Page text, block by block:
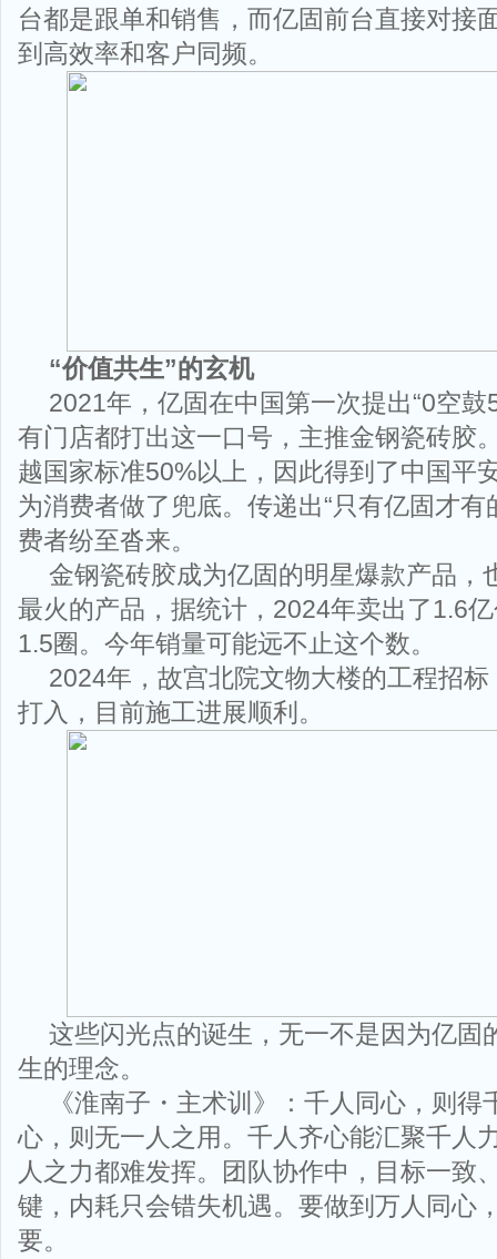
台都是跟单和销售，而亿固前台直接对接
到高效率和客户同频。
“价值共生”的玄机
2021年，亿固在中国第一次提出“0空鼓
有门店都打出这一口号，主推金钢瓷砖胶
越国家标准50%以上，因此得到了中国平
为消费者做了兜底。传递出“只有亿固才有
费者纷至沓来。
金钢瓷砖胶成为亿固的明星爆款产品，
最火的产品，据统计，2024年卖出了1.6
1.5圈。今年销量可能远不止这个数。
2024年，故宫北院文物大楼的工程招
打入，目前施工进展顺利。
这些闪光点的诞生，无一不是因为亿固
生的理念。
《淮南子・主术训》：千人同心，则得
心，则无一人之用。千人齐心能汇聚千人
人之力都难发挥。团队协作中，目标一致
键，内耗只会错失机遇。要做到万人同心
要。